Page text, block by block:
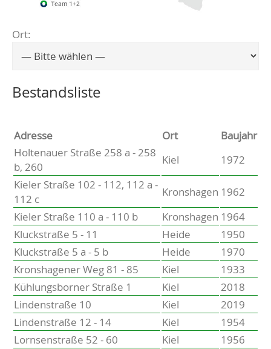
Eckernförde
Heikendorf
Kronshagen
Schwentinental
Heide
Bordesholm
Elmshorn
Ort:
Wählen Sie einen Ort, um zur entsprechenden Seite
Bestandsliste
Adresse Ort
Baujahr
Holtenauer Straße 258 a - 258
b, 260
Kiel
1972
Kieler Straße 102 - 112, 112 a -
112 c
Kronshagen 1962
Kieler Straße 110 a - 110 b
Kronshagen 1964
Kluckstraße 5 - 11
Heide
1950
Kluckstraße 5 a - 5 b
Heide
1970
Kronshagener Weg 81 - 85
Kiel
1933
Kühlungsborner Straße 1
Kiel
2018
Lindenstraße 10
Kiel
2019
Lindenstraße 12 - 14
Kiel
1954
Lornsenstraße 52 - 60
Kiel
1956